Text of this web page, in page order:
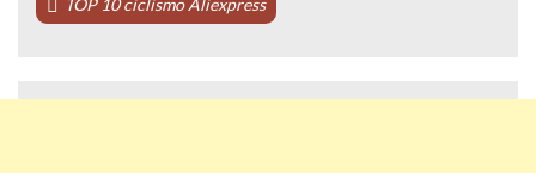
TOP 10 ciclismo Aliexpress